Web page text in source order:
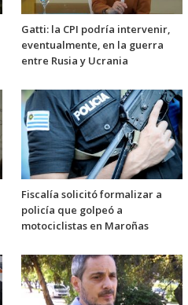
Gatti: la CPI podría intervenir,
eventualmente, en la guerra
entre Rusia y Ucrania
Fiscalía solicitó formalizar a
policía que golpeó a
motociclistas en Maroñas